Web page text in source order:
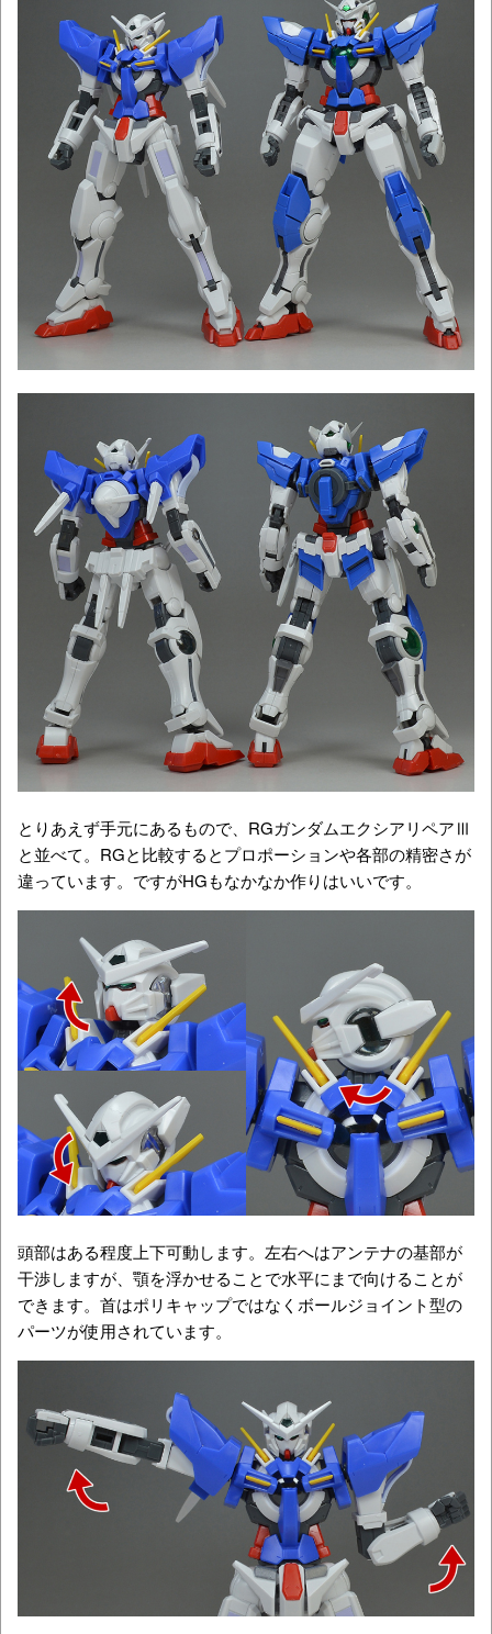
とりあえず手元にあるもので、RGガンダムエクシアリペアⅢ
と並べて。RGと比較するとプロポーションや各部の精密さが
違っています。ですがHGもなかなか作りはいいです。
頭部はある程度上下可動します。左右へはアンテナの基部が
干渉しますが、顎を浮かせることで水平にまで向けることが
できます。首はポリキャップではなくボールジョイント型の
パーツが使用されています。